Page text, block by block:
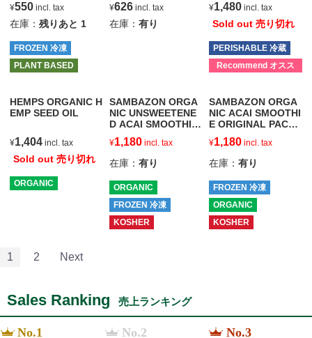
¥550 incl. tax
在庫：残りあと1
FROZEN 冷凍
PLANT BASED
¥626incl. tax
在庫： 有り
¥1,480incl. tax
Sold out 売り切れ
PERISHABLE 冷蔵
Recommend オスス
HEMPS ORGANIC H
EMP SEED OIL
¥1,404 incl. tax
Sold out 売り切れ
ORGANIC
SAMBAZON ORGA
NIC UNSWEETENE
D ACAI SMOOTHIE
PACKS
¥1,180incl. tax
在庫： 有り
ORGANIC
FROZEN 冷凍
KOSHER
SAMBAZON ORGA
NIC ACAI SMOOTHI
E ORIGINAL PACKS
( SWEETENED )
¥1,180incl. tax
在庫： 有り
FROZEN 冷凍
ORGANIC
KOSHER
1 2 Next
Sales Ranking 売上ランキング
No.1 No.2 No.3